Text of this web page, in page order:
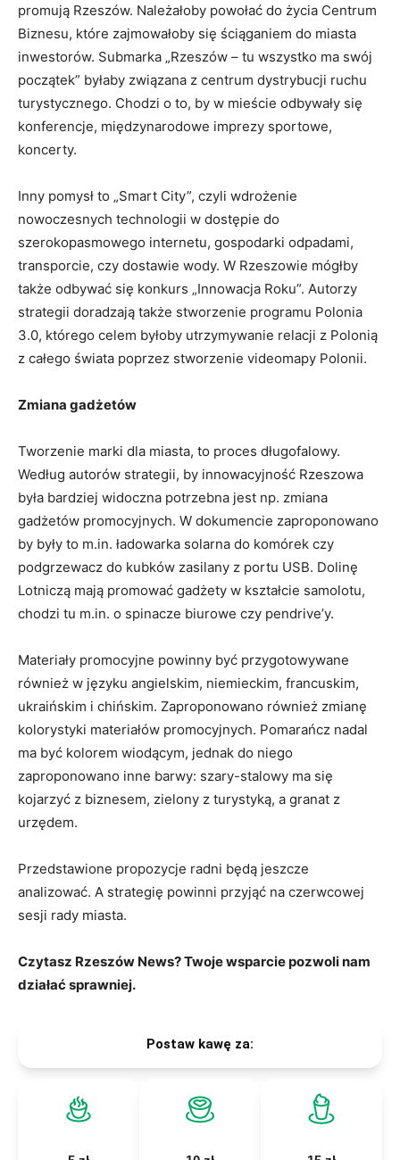
promują Rzeszów. Należałoby powołać do życia Centrum
Biznesu, które zajmowałoby się ściąganiem do miasta
inwestorów. Submarka „Rzeszów – tu wszystko ma swój
początek” byłaby związana z centrum dystrybucji ruchu
turystycznego. Chodzi o to, by w mieście odbywały się
konferencje, międzynarodowe imprezy sportowe,
koncerty.
Inny pomysł to „Smart City”, czyli wdrożenie
nowoczesnych technologii w dostępie do
szerokopasmowego internetu, gospodarki odpadami,
transporcie, czy dostawie wody. W Rzeszowie mógłby
także odbywać się konkurs „Innowacja Roku”. Autorzy
strategii doradzają także stworzenie programu Polonia
3.0, którego celem byłoby utrzymywanie relacji z Polonią
z całego świata poprzez stworzenie videomapy Polonii.
Zmiana gadżetów
Tworzenie marki dla miasta, to proces długofalowy.
Według autorów strategii, by innowacyjność Rzeszowa
była bardziej widoczna potrzebna jest np. zmiana
gadżetów promocyjnych. W dokumencie zaproponowano
by były to m.in. ładowarka solarna do komórek czy
podgrzewacz do kubków zasilany z portu USB. Dolinę
Lotniczą mają promować gadżety w kształcie samolotu,
chodzi tu m.in. o spinacze biurowe czy pendrive’y.
Materiały promocyjne powinny być przygotowywane
również w języku angielskim, niemieckim, francuskim,
ukraińskim i chińskim. Zaproponowano również zmianę
kolorystyki materiałów promocyjnych. Pomarańcz nadal
ma być kolorem wiodącym, jednak do niego
zaproponowano inne barwy: szary-stalowy ma się
kojarzyć z biznesem, zielony z turystyką, a granat z
urzędem.
Przedstawione propozycje radni będą jeszcze
analizować. A strategię powinni przyjąć na czerwcowej
sesji rady miasta.
Czytasz Rzeszów News? Twoje wsparcie pozwoli nam
działać sprawniej.
Postaw kawę za: